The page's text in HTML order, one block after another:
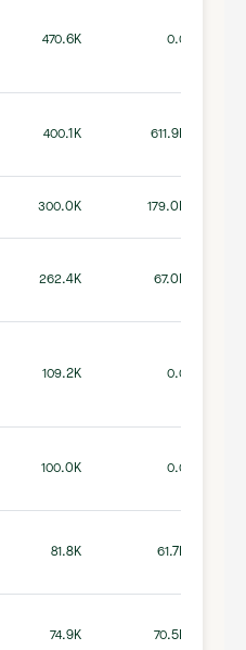
470.6K 0.0
400.1K 611.9K
300.0K 179.0K
262.4K 67.0K
109.2K 0.0
100.0K 0.0
81.8K 61.7K
74.9K 70.5K